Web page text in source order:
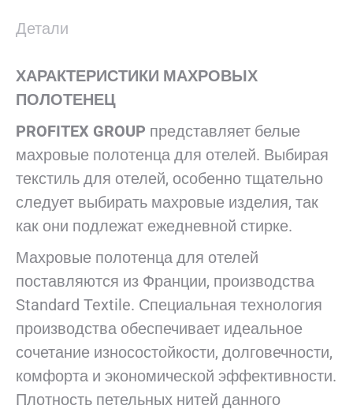
Детали
ХАРАКТЕРИСТИКИ МАХРОВЫХ
ПОЛОТЕНЕЦ
PROFITEX GROUP представляет белые
махровые полотенца для отелей. Выбирая
текстиль для отелей, особенно тщательно
следует выбирать махровые изделия, так
как они подлежат ежедневной стирке.
Махровые полотенца для отелей
поставляются из Франции, производства
Standard Textile. Специальная технология
производства обеспечивает идеальное
сочетание износостойкости, долговечности,
комфорта и экономической эффективности.
Плотность петельных нитей данного